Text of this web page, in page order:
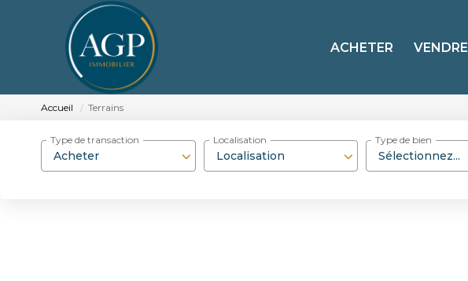
ACHETER VENDRE
Accueil Terrains
Acheter
Type de transaction
Localisation
Localisation
Sélectionnez...
Type de bien